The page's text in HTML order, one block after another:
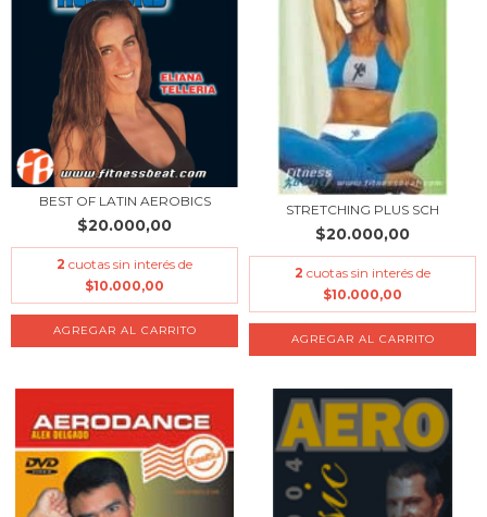
BEST OF LATIN AEROBICS
$20.000,00
2 cuotas sin interés de
$10.000,00
STRETCHING PLUS SCH
$20.000,00
2 cuotas sin interés de
$10.000,00